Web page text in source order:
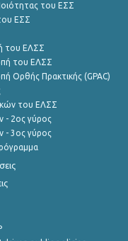
του ΕΣΣ
ΕΣΣ
του ΕΛΣΣ
του ΕΛΣΣ
Ορθής Πρακτικής (GPAC)
του ΕΛΣΣ
- 2ος γύρος
- 3ος γύρος